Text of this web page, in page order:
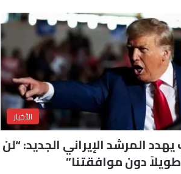
الأخبار
المرشد الإيراني الجديد: “لن
دون موافقتنا”